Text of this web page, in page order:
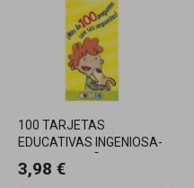
100 TARJETAS
EDUCATIVAS INGENIOSA-
3,98 €